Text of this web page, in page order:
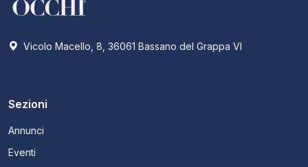
Vicolo Macello, 8, 36061 Bassano del Grappa VI
Sezioni
Annunci
Eventi